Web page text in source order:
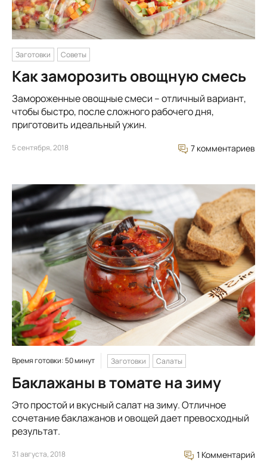
Заготовки Советы
Как заморозить овощную смесь
Замороженные овощные смеси – отличный вариант,
чтобы быстро, после сложного рабочего дня,
приготовить идеальный ужин.
5 сентября, 2018 7 комментариев
Время готовки: 50 минут Заготовки Салаты
Баклажаны в томате на зиму
Это простой и вкусный салат на зиму. Отличное
сочетание баклажанов и овощей дает превосходный
результат.
31 августа, 2018 1 Комментарий